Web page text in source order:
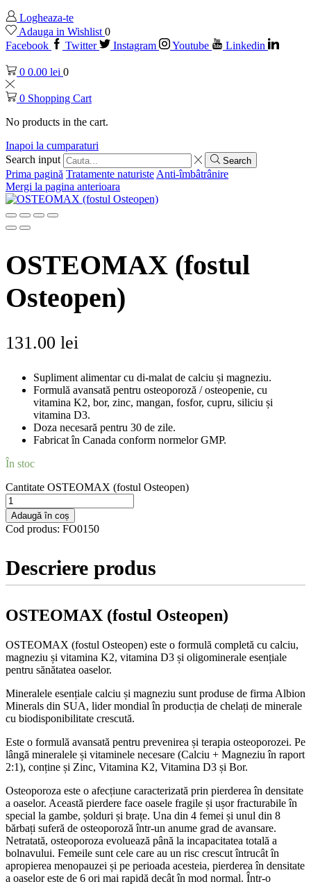
Logheaza-te
Adauga in Wishlist 0
Facebook
Twitter Instagram Youtube Linkedin
0 0.00 lei 0
0 Shopping Cart
No products in the cart.
Inapoi la cumparaturi
Search input
Search
Prima pagină Tratamente naturiste Anti-îmbâtrânire
Mergi la pagina anterioara
OSTEOMAX (fostul
Osteopen)
131.00 lei
Supliment alimentar cu di-malat de calciu și magneziu.
Formulă avansată pentru osteoporoză / osteopenie, cu
vitamina K2, bor, zinc, mangan, fosfor, cupru, siliciu și
vitamina D3.
Doza necesară pentru 30 de zile.
Fabricat în Canada conform normelor GMP.
În stoc
Cantitate OSTEOMAX (fostul Osteopen)
Adaugă în coș
Cod produs: FO0150
Descriere produs
OSTEOMAX (fostul Osteopen)
OSTEOMAX (fostul Osteopen) este o formulă completă cu calciu,
magneziu și vitamina K2, vitamina D3 și oligominerale esențiale
pentru sănătatea oaselor.
Mineralele esențiale calciu și magneziu sunt produse de firma Albion
Minerals din SUA, lider mondial în producția de chelați de minerale
cu biodisponibilitate crescută.
Este o formulă avansată pentru prevenirea și terapia osteoporozei. Pe
lângă mineralele și vitaminele necesare (Calciu + Magneziu în raport
2:1), conține și Zinc, Vitamina K2, Vitamina D3 și Bor.
Osteoporoza este o afecțiune caracterizată prin pierderea în densitate
a oaselor. Această pierdere face oasele fragile și ușor fracturabile în
special la gambe, șolduri și brațe. Una din 4 femei și unul din 8
bărbați suferă de osteoporoză într-un anume grad de avansare.
Netratată, osteoporoza evoluează până la incapacitatea totală a
bolnavului. Femeile sunt cele care au un risc crescut întrucât în
apropierea menopauzei și pe perioada acesteia, pierderea în densitate
a oaselor este de 6 ori mai rapidă decât în mod normal. Într-o